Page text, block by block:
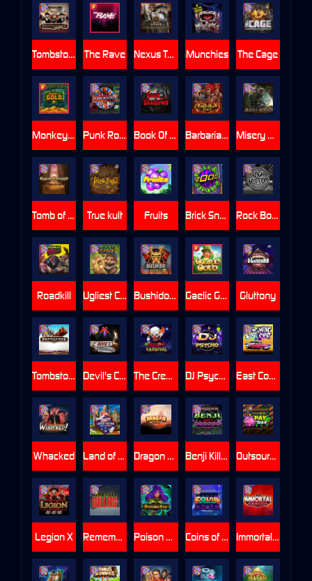
Munchies
Nexus Tombstone RIP
Outsourced: Payday
Tombstone No Mercy
Roadkill
Book Of Shadows
Rock Bottom
The Cage
Land of the Free
Brick Snake 2000
Monkey's Gold xPays
Benji Killed in Vegas
Barbarian Fury
Poison Eve
Devil's Crossroad
Tomb of Akhenaten
Dragon Tribe
Immortal Fruits
Coins of Fortune
Gluttony
Legion X
Fruits
DJ Psycho
Tombstone
Punk Rocker
Gaelic Gold
East Coast Vs West Coast
The Creepy Carnival
Whacked
Misery Mining
Remember Gulag
True kult
Bushido Way xNudge
Ugliest Catch
The Rave